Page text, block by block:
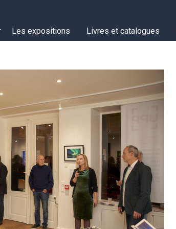
Les expositions Livres et catalogues